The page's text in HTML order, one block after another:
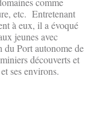
etc. Entretenant
à eux, il a évoqué
jeunes avec
du Port autonome de
découverts et
ses environs.